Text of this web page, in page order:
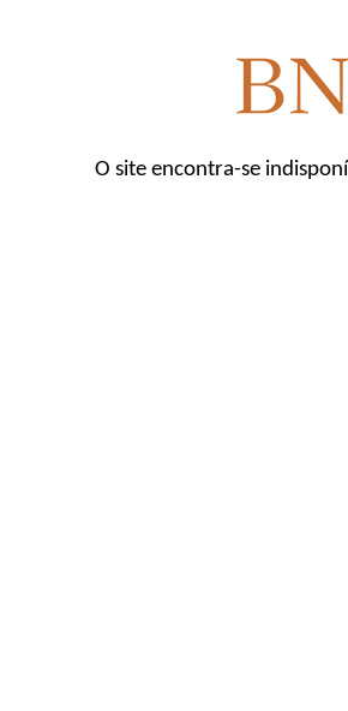
O site encontra-se